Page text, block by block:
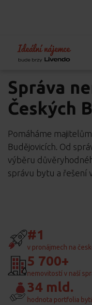
Home Pronajímám
Správa
Českých
Pomáháme
Budějovicích. Od
výběru
správu bytu a řešení
#1
v pronájmech na
5 700+
nemovitostí v naší
34 mld.
hodnota portfolia